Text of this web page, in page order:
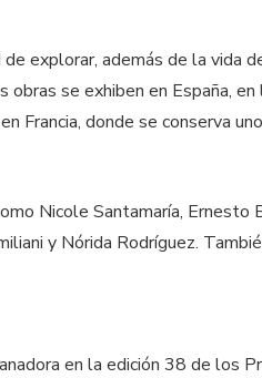
explorar, además de la vida
se exhiben en España,
Francia, donde se conserva
Nicole Santamaría, Ernesto
y Nórida Rodríguez.
en la edición 38 de los